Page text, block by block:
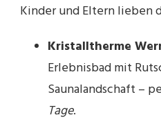
Kinder und Eltern lieben
Kristalltherme
Erlebnisbad mit
Saunalandschaft –
Tage.